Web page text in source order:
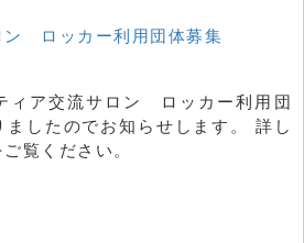
ン ロッカー利用団体募集
ィア交流サロン ロッカー利用団
したのでお知らせします。 詳し
覧ください。